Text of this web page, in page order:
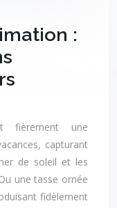
:
fièrement une
capturant
de soleil et les
une tasse ornée
fidèlement